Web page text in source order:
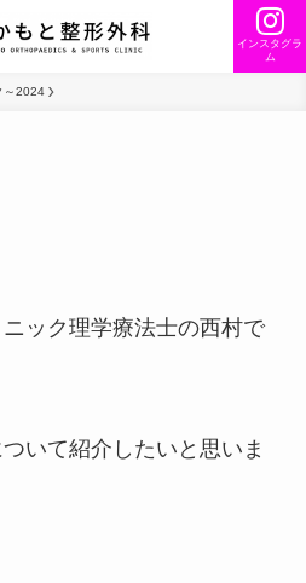
インスタグラ
ム
～2024
ック理学療法士の西村で
いて紹介したいと思いま